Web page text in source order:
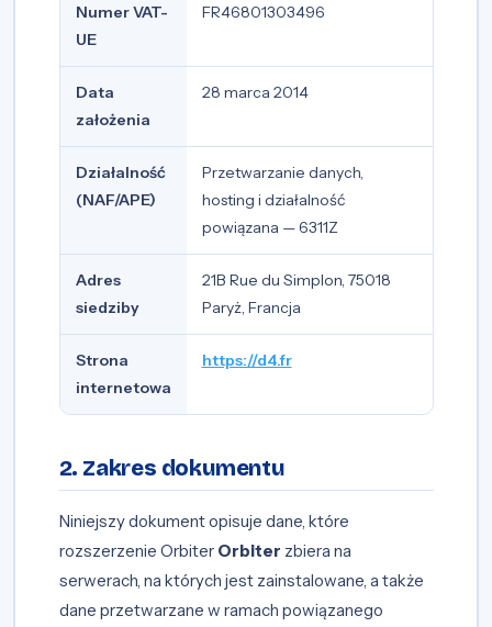
Numer VAT-
UE
FR46801303496
Data
założenia
28 marca 2014
Działalność
(NAF/APE)
Przetwarzanie danych,
hosting i działalność
powiązana — 6311Z
Adres
siedziby
21B Rue du Simplon, 75018
Paryż, Francja
Strona
internetowa
https://d4.fr
2. Zakres dokumentu
Niniejszy dokument opisuje dane, które
rozszerzenie Orbiter Orbiter zbiera na
serwerach, na których jest zainstalowane, a także
dane przetwarzane w ramach powiązanego